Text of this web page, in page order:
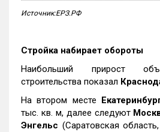
Источник:ЕРЗ.РФ
Стройка набирает обороты
Наибольший прирост
строительства показал
На втором месте
тыс. кв. м, далее следуют
Энгельс (Саратовская